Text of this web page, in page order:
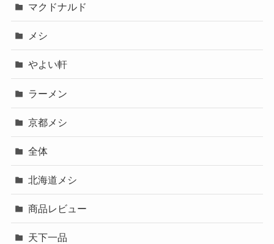
マクドナルド
メシ
やよい軒
ラーメン
京都メシ
全体
北海道メシ
商品レビュー
天下一品